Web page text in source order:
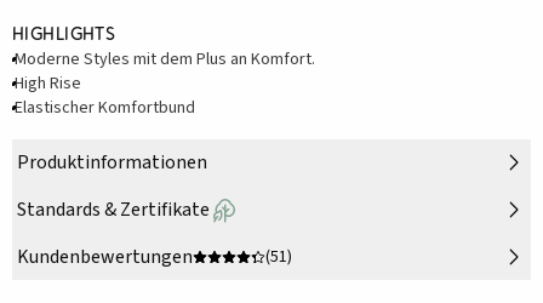
Highlights
Moderne Styles mit dem Plus an Komfort.
High Rise
Elastischer Komfortbund
Produktinformationen
Standards & Zertifikate
Kundenbewertungen
(51)